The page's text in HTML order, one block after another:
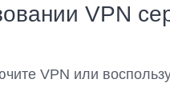
VPN
VPN или